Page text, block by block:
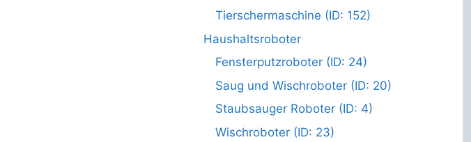
Tierschermaschine (ID: 152)
Haushaltsroboter
Fensterputzroboter (ID: 24)
Saug und Wischroboter (ID: 20)
Staubsauger Roboter (ID: 4)
Wischroboter (ID: 23)